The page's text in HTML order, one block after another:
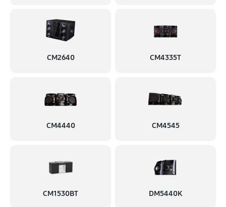
CM2640 CM4335T
CM4440 CM4545
CM1530BT DM5440K